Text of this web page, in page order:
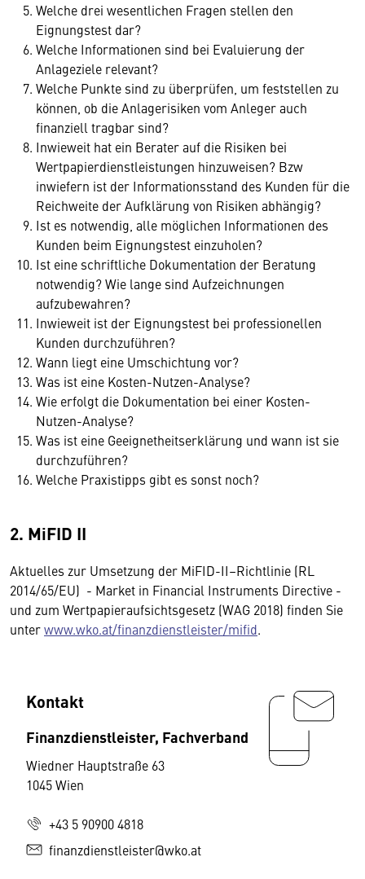
Welche drei wesentlichen Fragen stellen den
Eignungstest dar?
Welche Informationen sind bei Evaluierung der
Anlageziele relevant?
Welche Punkte sind zu überprüfen, um feststellen zu
können, ob die Anlagerisiken vom Anleger auch
finanziell tragbar sind?
Inwieweit hat ein Berater auf die Risiken bei
Wertpapierdienstleistungen hinzuweisen? Bzw
inwiefern ist der Informationsstand des Kunden für die
Reichweite der Aufklärung von Risiken abhängig?
Ist es notwendig, alle möglichen Informationen des
Kunden beim Eignungstest einzuholen?
Ist eine schriftliche Dokumentation der Beratung
notwendig? Wie lange sind Aufzeichnungen
aufzubewahren?
Inwieweit ist der Eignungstest bei professionellen
Kunden durchzuführen?
Wann liegt eine Umschichtung vor?
Was ist eine Kosten-Nutzen-Analyse?
Wie erfolgt die Dokumentation bei einer Kosten-
Nutzen-Analyse?
Was ist eine Geeignetheitserklärung und wann ist sie
durchzuführen?
Welche Praxistipps gibt es sonst noch?
2. MiFID II
Aktuelles zur Umsetzung der MiFID-II–Richtlinie (RL
2014/65/EU) - Market in Financial Instruments Directive -
und zum Wertpapieraufsichtsgesetz (WAG 2018) finden Sie
unterwww.wko.at/finanzdienstleister/mifid.
Kontakt
Finanzdienstleister, Fachverband
Wiedner Hauptstraße 63
1045 Wien
+43 5 90900 4818
finanzdienstleister@wko.at